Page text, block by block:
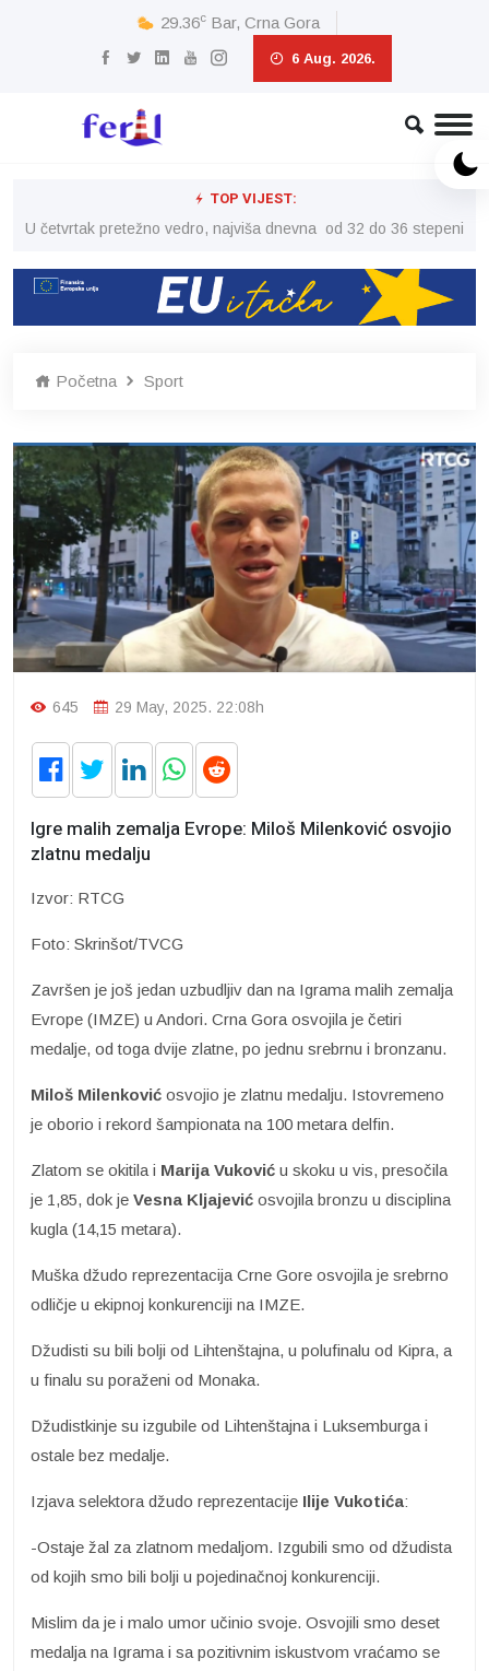
29.36c Bar, Crna Gora
6 Aug. 2026.
TOP VIJEST:
U četvrtak pretežno vedro, najviša dnevna od 32 do 36 stepeni
Početna Sport
645 29 May, 2025. 22:08h
Igre malih zemalja Evrope: Miloš Milenković osvojio
zlatnu medalju
Izvor: RTCG
Foto: Skrinšot/TVCG
Završen je još jedan uzbudljiv dan na Igrama malih zemalja
Evrope (IMZE) u Andori. Crna Gora osvojila je četiri
medalje, od toga dvije zlatne, po jednu srebrnu i bronzanu.
Miloš Milenković osvojio je zlatnu medalju. Istovremeno
je oborio i rekord šampionata na 100 metara delfin.
Zlatom se okitila i Marija Vuković u skoku u vis, presočila
je 1,85, dok je Vesna Kljajević osvojila bronzu u disciplina
kugla (14,15 metara).
Muška džudo reprezentacija Crne Gore osvojila je srebrno
odličje u ekipnoj konkurenciji na IMZE.
Džudisti su bili bolji od Lihtenštajna, u polufinalu od Kipra, a
u finalu su poraženi od Monaka.
Džudistkinje su izgubile od Lihtenštajna i Luksemburga i
ostale bez medalje.
Izjava selektora džudo reprezentacije Ilije Vukotića:
-Ostaje žal za zlatnom medaljom. Izgubili smo od džudista
od kojih smo bili bolji u pojedinačnoj konkurenciji.
Mislim da je i malo umor učinio svoje. Osvojili smo deset
medalja na Igrama i sa pozitivnim iskustvom vraćamo se